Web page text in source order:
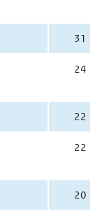
31
24
22
22
20